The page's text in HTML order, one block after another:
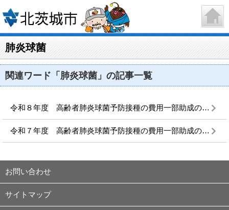
肺炎球菌
関連ワード「肺炎球菌」の記事一覧
令和８年度 高齢者肺炎球菌予防接種の費用一部助成のお知らせ
令和７年度 高齢者肺炎球菌予防接種の費用一部助成のお知らせ
お問い合わせ
サイトマップ